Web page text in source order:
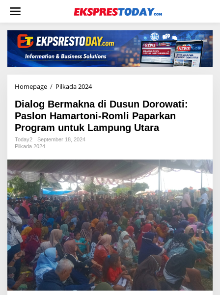
w
Homepage / Pilkada 2024D
a
l
o
g
a
k
n
a
d
i
D
u
s
u
n
D
o
r
Dialog Bermakna di Dusun Dorowati:
Paslon Hamartoni-Romli Paparkan
Program untuk Lampung Utara
Today2
September 18, 2024
Pilkada 2024